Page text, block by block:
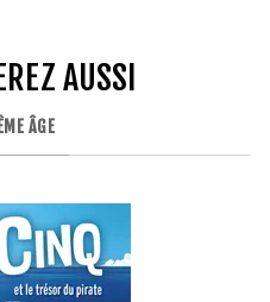
AUSSI
ÂGE